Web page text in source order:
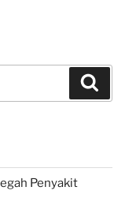
Penyakit